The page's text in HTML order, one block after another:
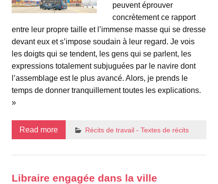
peuvent éprouver
concrètement ce rapport
entre leur propre taille et l’immense masse qui se dresse
devant eux et s’impose soudain à leur regard. Je vois
les doigts qui se tendent, les gens qui se parlent, les
expressions totalement subjuguées par le navire dont
l’assemblage est le plus avancé. Alors, je prends le
temps de donner tranquillement toutes les explications.
»
Read more Récits de travail - Textes de récits
Libraire engagée dans la ville